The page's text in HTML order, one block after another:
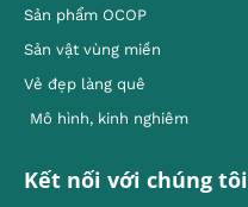
Sản phẩm OCOP
Sản vật vùng miền
Vẻ đẹp làng quê
Mô hình, kinh nghiêm
Kết nối với chúng tôi